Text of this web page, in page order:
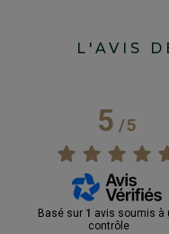
L'AVIS
5/5
Basé sur 1 avis soumis à
contrôle